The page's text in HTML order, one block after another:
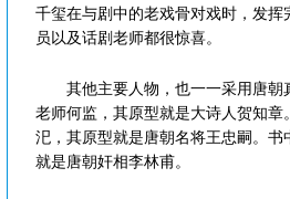
千玺在与剧中的老戏骨对戏时，发
员以及话剧老师都很惊喜。
其他主要人物，也一一采用唐朝
老师何监，其原型就是大诗人贺知
汜，其原型就是唐朝名将王忠嗣。书
就是唐朝奸相李林甫。